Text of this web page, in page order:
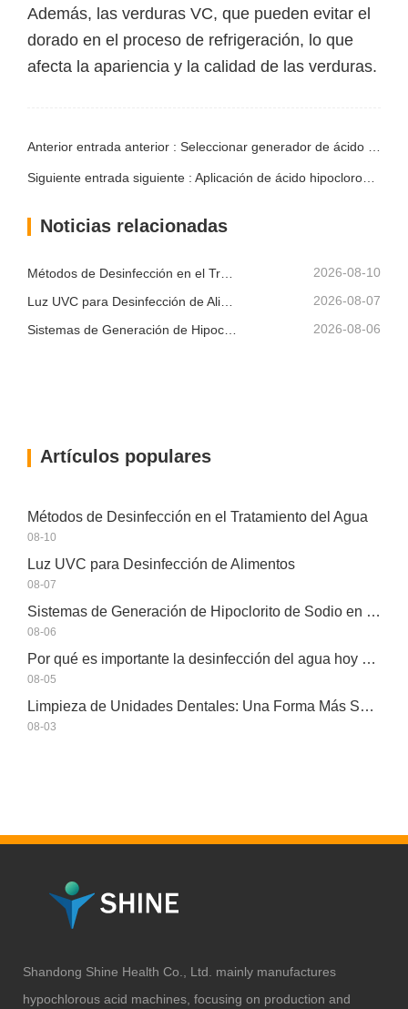
Además, las verduras VC, que pueden evitar el
dorado en el proceso de refrigeración, lo que
afecta la apariencia y la calidad de las verduras.
Noticias relacionadas
2026-08-10
2026-08-07
Sistemas de Generación de Hipoclorito de Sodio en el Sitio: Una Solución de Cloro Más Inteligente 2026-08-06
Artículos populares
Métodos de Desinfección en el Tratamiento del Agua
08-10
Luz UVC para Desinfección de Alimentos
08-07
Sistemas de Generación de Hipoclorito de Sodio en el Sitio: Una Solución de Cloro Más Inteligente
08-06
Por qué es importante la desinfección del agua hoy en día
08-05
Limpieza de Unidades Dentales: Una Forma Más Segura con HOCl
08-03
Shandong Shine Health Co., Ltd. mainly manufactures
hypochlorous acid machines, focusing on production and